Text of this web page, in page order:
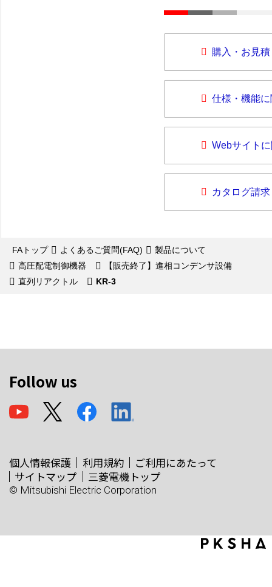
購入・お見
仕様・機能
Webサイト
カタログ請求
FAトップ よくあるご質問(FAQ)
製品について
高圧配電制御機器
【販売終了】進相コンデンサ設備
直列リアクトル
KR-3
Follow us
個人情報保護 利用規約
ご利用にあたって
サイトマップ
三菱電機トップ
© Mitsubishi Electric Corporation